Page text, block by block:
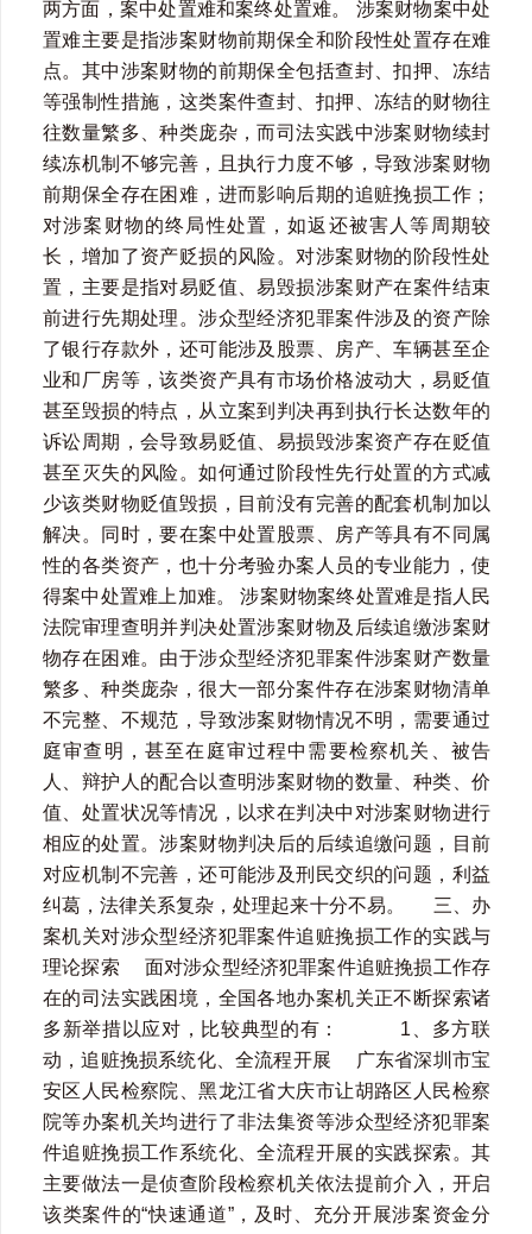
两方面，案中处置难和案终处置难。 涉案财物案中处
置难主要是指涉案财物前期保全和阶段性处置存在难
点。其中涉案财物的前期保全包括查封、扣押、冻结
等强制性措施，这类案件查封、扣押、冻结的财物往
往数量繁多、种类庞杂，而司法实践中涉案财物续封
续冻机制不够完善，且执行力度不够，导致涉案财物
前期保全存在困难，进而影响后期的追赃挽损工作；
对涉案财物的终局性处置，如返还被害人等周期较
长，增加了资产贬损的风险。对涉案财物的阶段性处
置，主要是指对易贬值、易毁损涉案财产在案件结束
前进行先期处理。涉众型经济犯罪案件涉及的资产除
了银行存款外，还可能涉及股票、房产、车辆甚至企
业和厂房等，该类资产具有市场价格波动大，易贬值
甚至毁损的特点，从立案到判决再到执行长达数年的
诉讼周期，会导致易贬值、易损毁涉案资产存在贬值
甚至灭失的风险。如何通过阶段性先行处置的方式减
少该类财物贬值毁损，目前没有完善的配套机制加以
解决。同时，要在案中处置股票、房产等具有不同属
性的各类资产，也十分考验办案人员的专业能力，使
得案中处置难上加难。 涉案财物案终处置难是指人民
法院审理查明并判决处置涉案财物及后续追缴涉案财
物存在困难。由于涉众型经济犯罪案件涉案财产数量
繁多、种类庞杂，很大一部分案件存在涉案财物清单
不完整、不规范，导致涉案财物情况不明，需要通过
庭审查明，甚至在庭审过程中需要检察机关、被告
人、辩护人的配合以查明涉案财物的数量、种类、价
值、处置状况等情况，以求在判决中对涉案财物进行
相应的处置。涉案财物判决后的后续追缴问题，目前
对应机制不完善，还可能涉及刑民交织的问题，利益
纠葛，法律关系复杂，处理起来十分不易。 三、办
案机关对涉众型经济犯罪案件追赃挽损工作的实践与
理论探索 面对涉众型经济犯罪案件追赃挽损工作存
在的司法实践困境，全国各地办案机关正不断探索诸
多新举措以应对，比较典型的有： 1、多方联
动，追赃挽损系统化、全流程开展 广东省深圳市宝
安区人民检察院、黑龙江省大庆市让胡路区人民检察
院等办案机关均进行了非法集资等涉众型经济犯罪案
件追赃挽损工作系统化、全流程开展的实践探索。其
主要做法一是侦查阶段检察机关依法提前介入，开启
该类案件的“快速通道”，及时、充分开展涉案资金分